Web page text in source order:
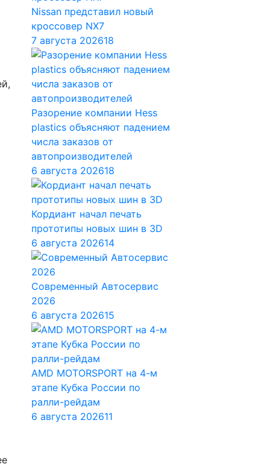
Nissan представил новый
кроссовер NX7
7 августа 202618
Разорение компании Hess
plastics объясняют падением
числа заказов от
автопроизводителей
6 августа 202618
Кордиант начал печать
прототипы новых шин в 3D
6 августа 202614
Современный Автосервис
2026
6 августа 202615
AMD MOTORSPORT на 4-м
этапе Кубка России по
ралли-рейдам
6 августа 202611